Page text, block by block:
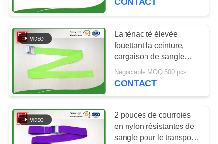
Courroies de
crochet et de ski de
boucle
CONTACT
La ténacité élevée
fouettant la ceinture,
cargaison de sangle
amarrent des courroies
pour le rochet
Négociable MOQ:500 pcs
CONTACT
2 pouces de courroies
en nylon résistantes de
sangle pour le transport,